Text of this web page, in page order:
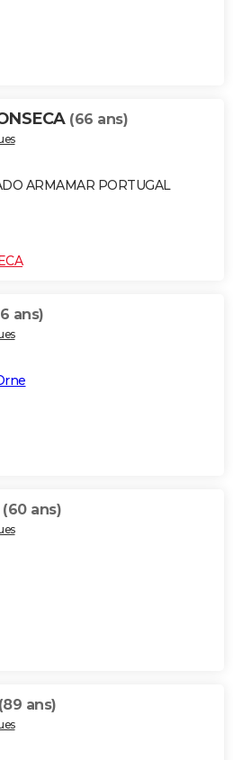
(66 ans)
ARMAMAR PORTUGAL
ans)
(60 ans)
(89 ans)